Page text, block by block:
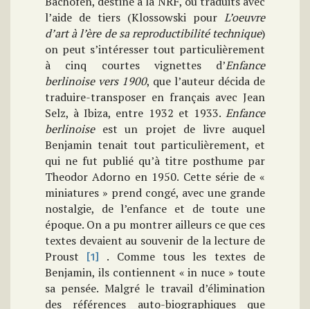
l’aide de tiers (Klossowski pour L’oeuvre
d’art à l’ère de sa reproductibilité technique)
on peut s’intéresser tout particulièrement
à cinq courtes vignettes d’Enfance
berlinoise vers 1900, que l’auteur décida de
traduire-transposer en français avec Jean
Selz, à Ibiza, entre 1932 et 1933. Enfance
berlinoise est un projet de livre auquel
Benjamin tenait tout particulièrement, et
qui ne fut publié qu’à titre posthume par
Theodor Adorno en 1950. Cette série de «
miniatures » prend congé, avec une grande
nostalgie, de l’enfance et de toute une
époque. On a pu montrer ailleurs ce que ces
textes devaient au souvenir de la lecture de
Proust
[1]
. Comme tous les textes de
Benjamin, ils contiennent « in nuce » toute
sa pensée. Malgré le travail d’élimination
des références auto-biographiques que